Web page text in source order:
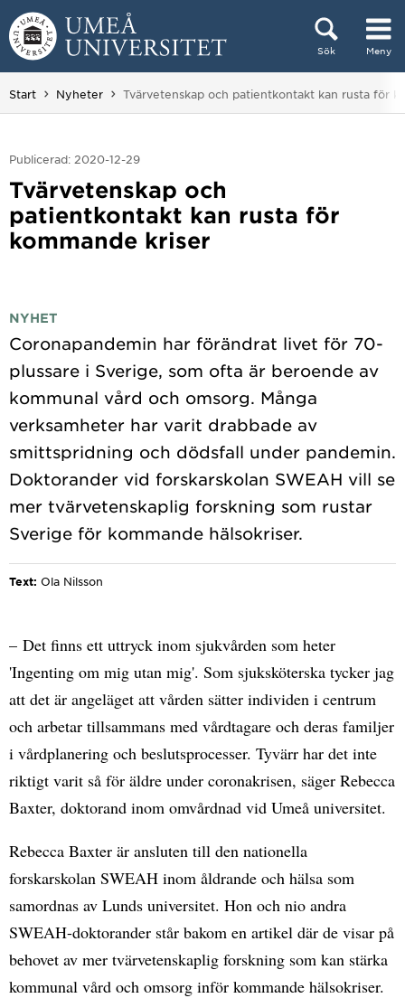
Hoppa direkt till innehållet
Sök Meny
Huvudmenyn dold.
Start Nyheter Du är här:
Tvärvetenskap och patientkontakt kan rusta för
Publicerad: 2020-12-29
Tvärvetenskap och
patientkontakt kan rusta för
kommande kriser
NYHET
Coronapandemin har förändrat livet för 70-
plussare i Sverige, som ofta är beroende av
kommunal vård och omsorg. Många
verksamheter har varit drabbade av
smittspridning och dödsfall under pandemin.
Doktorander vid forskarskolan SWEAH vill se
mer tvärvetenskaplig forskning som rustar
Text: Ola Nilsson
– Det finns ett uttryck inom sjukvården som heter
'Ingenting om mig utan mig'. Som sjuksköterska tycker jag
att det är angeläget att vården sätter individen i centrum
och arbetar tillsammans med vårdtagare och deras familjer
i vårdplanering och beslutsprocesser. Tyvärr har det inte
riktigt varit så för äldre under coronakrisen, säger Rebecca
Baxter, doktorand inom omvårdnad vid Umeå universitet.
Rebecca Baxter är ansluten till den nationella
forskarskolan SWEAH inom åldrande och hälsa som
samordnas av Lunds universitet. Hon och nio andra
SWEAH-doktorander står bakom en artikel där de visar på
behovet av mer tvärvetenskaplig forskning som kan stärka
kommunal vård och omsorg inför kommande hälsokriser.